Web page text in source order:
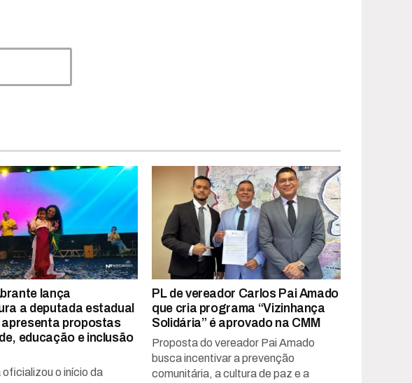
lança
a deputada estadual
apresenta propostas
educação e inclusão
o início da
PL de vereador Carlos Pai Amado
que cria programa “Vizinhança
Solidária” é aprovado na CMM
Proposta do vereador Pai Amado
busca incentivar a prevenção
comunitária, a cultura de paz e a